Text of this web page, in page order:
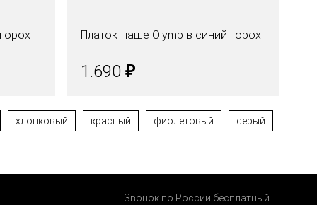
Платок-паше Olymp в синий горох
1.690 ₽
хлопковый красный фиолетовый серый
Звонок по России бесплатный